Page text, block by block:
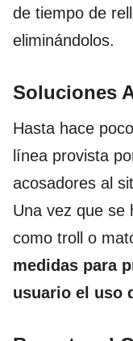
de tiempo de
eliminándolos.
Soluciones
Hasta hace
línea provista
acosadores al
Una vez que se
como troll o
medidas para
usuario el uso